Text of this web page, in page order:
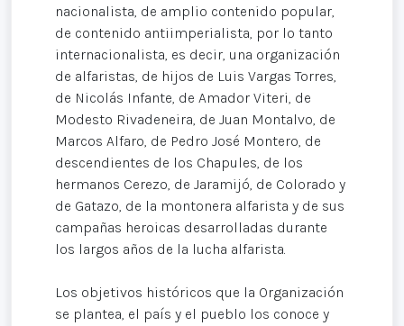
nacionalista, de amplio contenido popular,
de contenido antiimperialista, por lo tanto
internacionalista, es decir, una organización
de alfaristas, de hijos de Luis Vargas Torres,
de Nicolás Infante, de Amador Viteri, de
Modesto Rivadeneira, de Juan Montalvo, de
Marcos Alfaro, de Pedro José Montero, de
descendientes de los Chapules, de los
hermanos Cerezo, de Jaramijó, de Colorado y
de Gatazo, de la montonera alfarista y de sus
campañas heroicas desarrolladas durante
los largos años de la lucha alfarista.
Los objetivos históricos que la Organización
se plantea, el país y el pueblo los conoce y